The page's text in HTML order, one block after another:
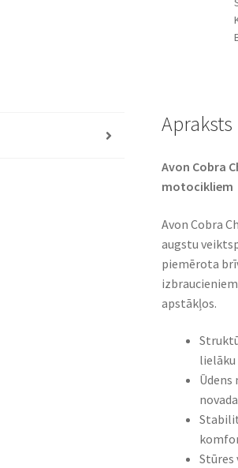
Apraksts
Avon Cobra
motocikliem​
Avon Cobra
augstu
piemērota
apstākļos.​
Stūres